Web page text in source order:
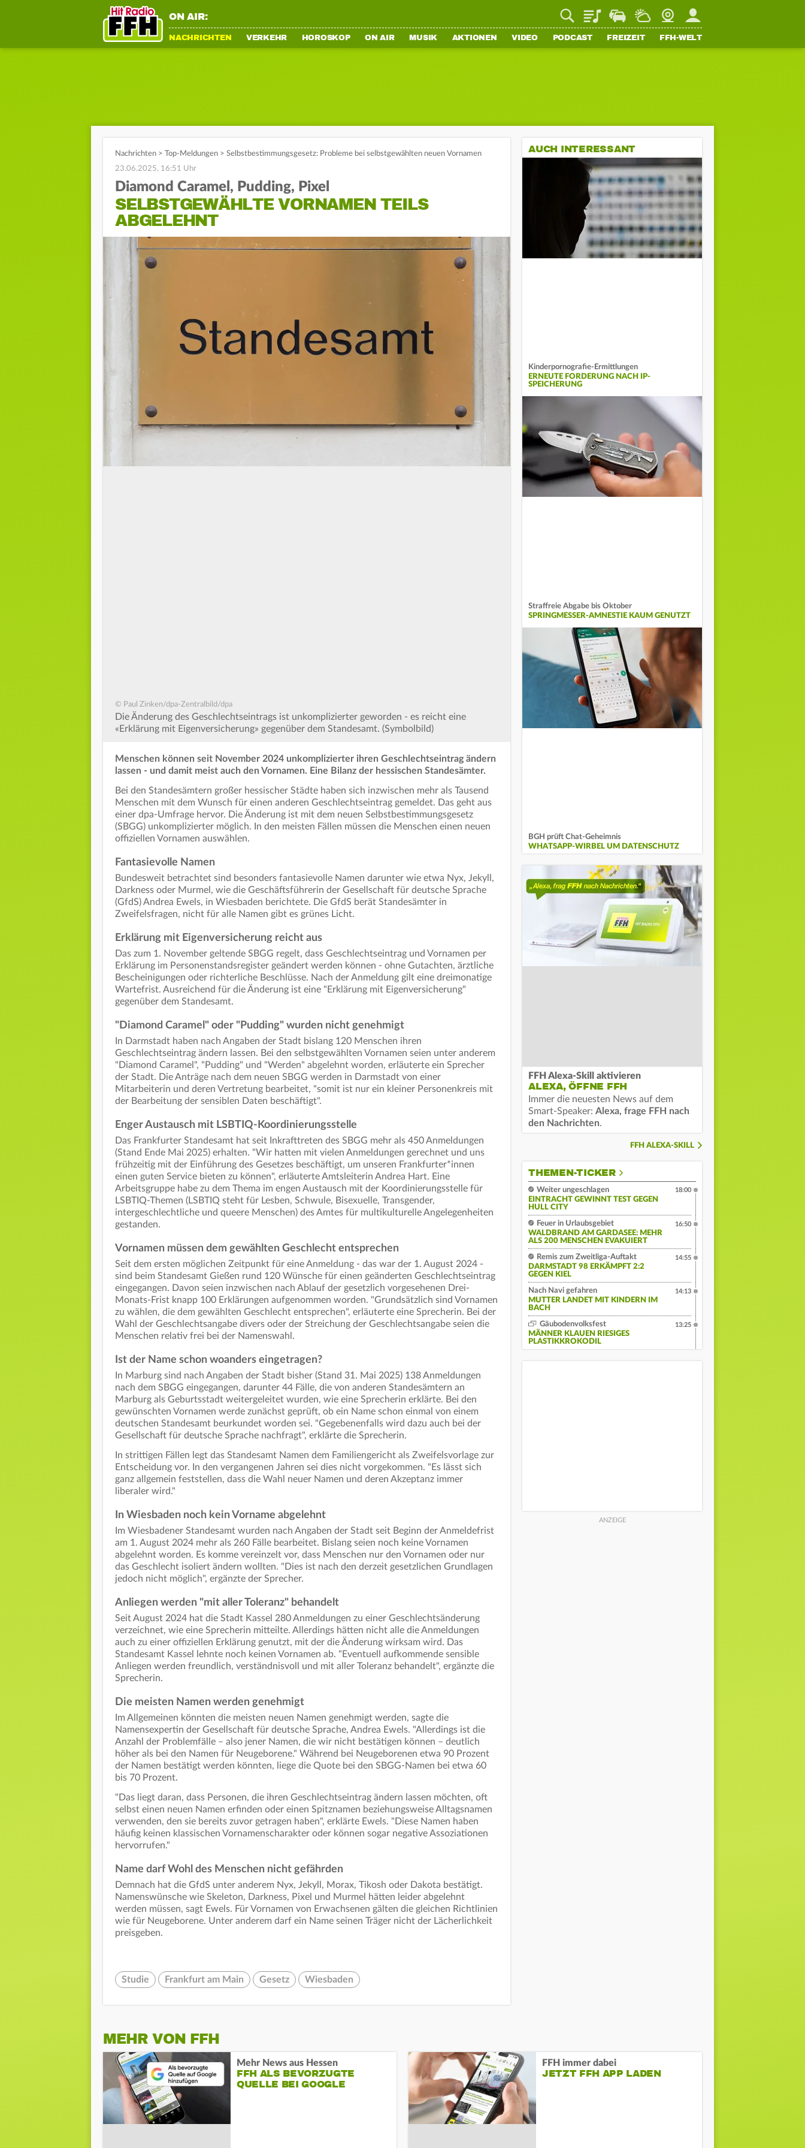
ON AIR: PlaylistStaupilotWetterWebcamMein FFH
NACHRICHTEN VERKEHR HOROSKOP ON AIR MUSIK AKTIONEN VIDEO PODCAST FREIZEIT FFH-WELT
Nachrichten > Top-Meldungen > Selbstbestimmungsgesetz: Probleme bei selbstgewählten neuen Vornamen
23.06.2025, 16:51 Uhr
Diamond Caramel, Pudding, Pixel
SELBSTGEWÄHLTE VORNAMEN TEILS
ABGELEHNT
© Paul Zinken/dpa-Zentralbild/dpa
Die Änderung des Geschlechtseintrags ist unkomplizierter geworden - es reicht eine
«Erklärung mit Eigenversicherung» gegenüber dem Standesamt. (Symbolbild)
Menschen können seit November 2024 unkomplizierter ihren Geschlechtseintrag ändern
lassen - und damit meist auch den Vornamen. Eine Bilanz der hessischen Standesämter.
Bei den Standesämtern großer hessischer Städte haben sich inzwischen mehr als Tausend
Menschen mit dem Wunsch für einen anderen Geschlechtseintrag gemeldet. Das geht aus
einer dpa-Umfrage hervor. Die Änderung ist mit dem neuen Selbstbestimmungsgesetz
(SBGG) unkomplizierter möglich. In den meisten Fällen müssen die Menschen einen neuen
offiziellen Vornamen auswählen.
Fantasievolle Namen
Bundesweit betrachtet sind besonders fantasievolle Namen darunter wie etwa Nyx, Jekyll,
Darkness oder Murmel, wie die Geschäftsführerin der Gesellschaft für deutsche Sprache
(GfdS) Andrea Ewels, in Wiesbaden berichtete. Die GfdS berät Standesämter in
Zweifelsfragen, nicht für alle Namen gibt es grünes Licht.
Erklärung mit Eigenversicherung reicht aus
Das zum 1. November geltende SBGG regelt, dass Geschlechtseintrag und Vornamen per
Erklärung im Personenstandsregister geändert werden können - ohne Gutachten, ärztliche
Bescheinigungen oder richterliche Beschlüsse. Nach der Anmeldung gilt eine dreimonatige
Wartefrist. Ausreichend für die Änderung ist eine "Erklärung mit Eigenversicherung"
gegenüber dem Standesamt.
"Diamond Caramel" oder "Pudding" wurden nicht genehmigt
In Darmstadt haben nach Angaben der Stadt bislang 120 Menschen ihren
Geschlechtseintrag ändern lassen. Bei den selbstgewählten Vornamen seien unter anderem
"Diamond Caramel", "Pudding" und "Werden" abgelehnt worden, erläuterte ein Sprecher
der Stadt. Die Anträge nach dem neuen SBGG werden in Darmstadt von einer
Mitarbeiterin und deren Vertretung bearbeitet, "somit ist nur ein kleiner Personenkreis mit
der Bearbeitung der sensiblen Daten beschäftigt".
Enger Austausch mit LSBTIQ-Koordinierungsstelle
Das Frankfurter Standesamt hat seit Inkrafttreten des SBGG mehr als 450 Anmeldungen
(Stand Ende Mai 2025) erhalten. "Wir hatten mit vielen Anmeldungen gerechnet und uns
frühzeitig mit der Einführung des Gesetzes beschäftigt, um unseren Frankfurter*innen
einen guten Service bieten zu können", erläuterte Amtsleiterin Andrea Hart. Eine
Arbeitsgruppe habe zu dem Thema im engen Austausch mit der Koordinierungsstelle für
LSBTIQ-Themen (LSBTIQ steht für Lesben, Schwule, Bisexuelle, Transgender,
intergeschlechtliche und queere Menschen) des Amtes für multikulturelle Angelegenheiten
gestanden.
Vornamen müssen dem gewählten Geschlecht entsprechen
Seit dem ersten möglichen Zeitpunkt für eine Anmeldung - das war der 1. August 2024 -
sind beim Standesamt Gießen rund 120 Wünsche für einen geänderten Geschlechtseintrag
eingegangen. Davon seien inzwischen nach Ablauf der gesetzlich vorgesehenen Drei-
Monats-Frist knapp 100 Erklärungen aufgenommen worden. "Grundsätzlich sind Vornamen
zu wählen, die dem gewählten Geschlecht entsprechen", erläuterte eine Sprecherin. Bei der
Wahl der Geschlechtsangabe divers oder der Streichung der Geschlechtsangabe seien die
Menschen relativ frei bei der Namenswahl.
Ist der Name schon woanders eingetragen?
In Marburg sind nach Angaben der Stadt bisher (Stand 31. Mai 2025) 138 Anmeldungen
nach dem SBGG eingegangen, darunter 44 Fälle, die von anderen Standesämtern an
Marburg als Geburtsstadt weitergeleitet wurden, wie eine Sprecherin erklärte. Bei den
gewünschten Vornamen werde zunächst geprüft, ob ein Name schon einmal von einem
deutschen Standesamt beurkundet worden sei. "Gegebenenfalls wird dazu auch bei der
Gesellschaft für deutsche Sprache nachfragt", erklärte die Sprecherin.
In strittigen Fällen legt das Standesamt Namen dem Familiengericht als Zweifelsvorlage zur
Entscheidung vor. In den vergangenen Jahren sei dies nicht vorgekommen. "Es lässt sich
ganz allgemein feststellen, dass die Wahl neuer Namen und deren Akzeptanz immer
liberaler wird."
In Wiesbaden noch kein Vorname abgelehnt
Im Wiesbadener Standesamt wurden nach Angaben der Stadt seit Beginn der Anmeldefrist
am 1. August 2024 mehr als 260 Fälle bearbeitet. Bislang seien noch keine Vornamen
abgelehnt worden. Es komme vereinzelt vor, dass Menschen nur den Vornamen oder nur
das Geschlecht isoliert ändern wollten. "Dies ist nach den derzeit gesetzlichen Grundlagen
jedoch nicht möglich", ergänzte der Sprecher.
Anliegen werden "mit aller Toleranz" behandelt
Seit August 2024 hat die Stadt Kassel 280 Anmeldungen zu einer Geschlechtsänderung
verzeichnet, wie eine Sprecherin mitteilte. Allerdings hätten nicht alle die Anmeldungen
auch zu einer offiziellen Erklärung genutzt, mit der die Änderung wirksam wird. Das
Standesamt Kassel lehnte noch keinen Vornamen ab. "Eventuell aufkommende sensible
Anliegen werden freundlich, verständnisvoll und mit aller Toleranz behandelt", ergänzte die
Sprecherin.
Die meisten Namen werden genehmigt
Im Allgemeinen könnten die meisten neuen Namen genehmigt werden, sagte die
Namensexpertin der Gesellschaft für deutsche Sprache, Andrea Ewels. "Allerdings ist die
Anzahl der Problemfälle – also jener Namen, die wir nicht bestätigen können – deutlich
höher als bei den Namen für Neugeborene." Während bei Neugeborenen etwa 90 Prozent
der Namen bestätigt werden könnten, liege die Quote bei den SBGG-Namen bei etwa 60
bis 70 Prozent.
"Das liegt daran, dass Personen, die ihren Geschlechtseintrag ändern lassen möchten, oft
selbst einen neuen Namen erfinden oder einen Spitznamen beziehungsweise Alltagsnamen
verwenden, den sie bereits zuvor getragen haben", erklärte Ewels. "Diese Namen haben
häufig keinen klassischen Vornamenscharakter oder können sogar negative Assoziationen
hervorrufen."
Name darf Wohl des Menschen nicht gefährden
Demnach hat die GfdS unter anderem Nyx, Jekyll, Morax, Tikosh oder Dakota bestätigt.
Namenswünsche wie Skeleton, Darkness, Pixel und Murmel hätten leider abgelehnt
werden müssen, sagt Ewels. Für Vornamen von Erwachsenen gälten die gleichen Richtlinien
wie für Neugeborene. Unter anderem darf ein Name seinen Träger nicht der Lächerlichkeit
preisgeben.
Studie Frankfurt am Main Gesetz Wiesbaden
AUCH INTERESSANT
Kinderpornografie-Ermittlungen
ERNEUTE FORDERUNG NACH IP-
SPEICHERUNG
Straffreie Abgabe bis Oktober
SPRINGMESSER-AMNESTIE KAUM GENUTZT
BGH prüft Chat-Geheimnis
WHATSAPP-WIRBEL UM DATENSCHUTZ
FFH Alexa-Skill aktivieren
ALEXA, ÖFFNE FFH
Immer die neuesten News auf dem
Smart-Speaker: Alexa, frage FFH nach
den Nachrichten.
FFH ALEXA-SKILL
THEMEN-TICKER
Weiter ungeschlagen
EINTRACHT GEWINNT TEST GEGEN
HULL CITY
18:00
Feuer in Urlaubsgebiet
WALDBRAND AM GARDASEE: MEHR
ALS 200 MENSCHEN EVAKUIERT
16:50
Remis zum Zweitliga-Auftakt
DARMSTADT 98 ERKÄMPFT 2:2
GEGEN KIEL
14:55
Nach Navi gefahren
MUTTER LANDET MIT KINDERN IM
BACH
14:13
Gäubodenvolksfest
MÄNNER KLAUEN RIESIGES
PLASTIKKROKODIL
13:25
MEHR VON FFH
Mehr News aus Hessen
FFH ALS BEVORZUGTE
QUELLE BEI GOOGLE
FFH immer dabei
JETZT FFH APP LADEN